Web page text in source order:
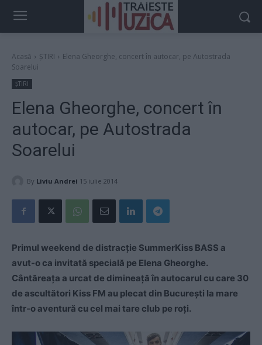
Acasă ȘTIRI
Elena Gheorghe, concert în autocar, pe Autostrada
Soarelui
ȘTIRI
Elena Gheorghe, concert în
autocar, pe Autostrada
Soarelui
By Liviu Andrei 15 iulie 2014
Primul weekend de distracție SummerKiss BASS a
avut-o ca invitată specială pe Elena Gheorghe.
Cântăreața a urcat de dimineață în autocarul cu care 30
de ascultători Kiss FM au plecat din București la mare
într-o aventură cu cel mai tare club pe roți.